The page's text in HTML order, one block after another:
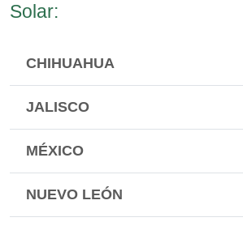
Solar:
CHIHUAHUA
JALISCO
MÉXICO
NUEVO LEÓN